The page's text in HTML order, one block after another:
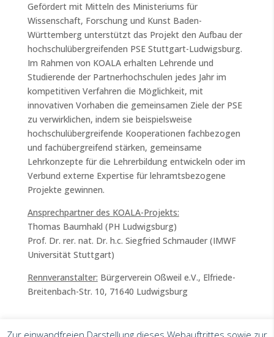
Gefördert mit Mitteln des Ministeriums für
Wissenschaft, Forschung und Kunst Baden-
Württemberg unterstützt das Projekt den Aufbau der
hochschulübergreifenden PSE Stuttgart-Ludwigsburg.
Im Rahmen von KOALA erhalten Lehrende und
Studierende der Partnerhochschulen jedes Jahr im
kompetitiven Verfahren die Möglichkeit, mit
innovativen Vorhaben die gemeinsamen Ziele der PSE
zu verwirklichen, indem sie beispielsweise
hochschulübergreifende Kooperationen fachbezogen
und fachübergreifend stärken, gemeinsame
Lehrkonzepte für die Lehrerbildung entwickeln oder im
Verbund externe Expertise für lehramtsbezogene
Projekte gewinnen.
Ansprechpartner des KOALA-Projekts:
Thomas Baumhakl (PH Ludwigsburg)
Prof. Dr. rer. nat. Dr. h.c. Siegfried Schmauder (IMWF
Universität Stuttgart)
Rennveranstalter: Bürgerverein Oßweil e.V., Elfriede-
Breitenbach-Str. 10, 71640 Ludwigsburg
Zur einwandfreien Darstellung dieses Webauftrittes sowie zur